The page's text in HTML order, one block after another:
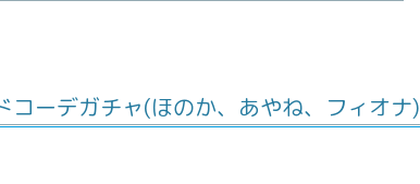
ーデガチャ(ほのか、あやね、フィオナ)